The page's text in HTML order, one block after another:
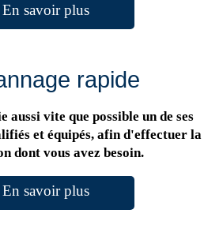
En savoir plus
rapide
aussi vite que possible un de ses
et équipés, afin d'effectuer la
dont vous avez besoin.
En savoir plus